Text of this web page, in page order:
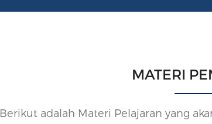
MATERI
Berikut adalah Materi Pelajaran yang